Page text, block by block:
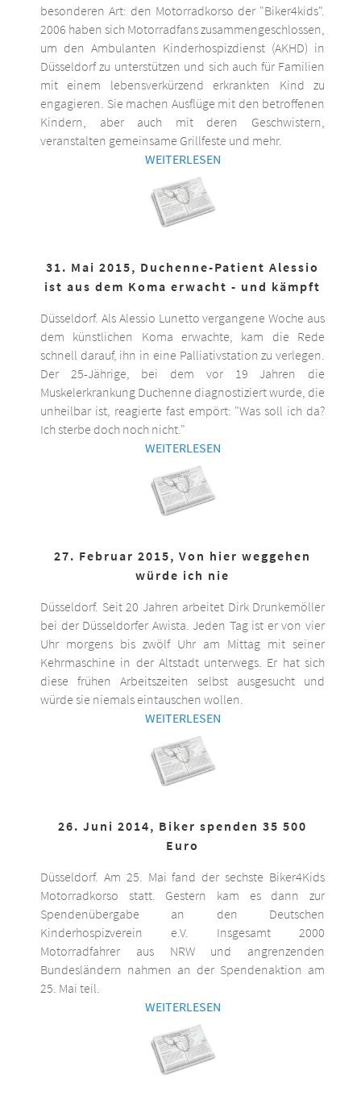
besonderen Art: den Motorradkorso der "Biker4kids".
2006 haben sich Motorradfans zusammengeschlossen,
um den Ambulanten Kinderhospizdienst (AKHD) in
Düsseldorf zu unterstützen und sich auch für Familien
mit einem lebensverkürzend erkrankten Kind zu
engagieren. Sie machen Ausflüge mit den betroffenen
Kindern, aber auch mit deren Geschwistern,
veranstalten gemeinsame Grillfeste und mehr.
WEITERLESEN
31. Mai 2015, Duchenne-Patient Alessio
ist aus dem Koma erwacht - und kämpft
Düsseldorf. Als Alessio Lunetto vergangene Woche aus
dem künstlichen Koma erwachte, kam die Rede
schnell darauf, ihn in eine Palliativstation zu verlegen.
Der 25-Jährige, bei dem vor 19 Jahren die
Muskelerkrankung Duchenne diagnostiziert wurde, die
unheilbar ist, reagierte fast empört: "Was soll ich da?
Ich sterbe doch noch nicht."
WEITERLESEN
27. Februar 2015, Von hier weggehen
würde ich nie
Düsseldorf. Seit 20 Jahren arbeitet Dirk Drunkemöller
bei der Düsseldorfer Awista. Jeden Tag ist er von vier
Uhr morgens bis zwölf Uhr am Mittag mit seiner
Kehrmaschine in der Altstadt unterwegs. Er hat sich
diese frühen Arbeitszeiten selbst ausgesucht und
würde sie niemals eintauschen wollen.
WEITERLESEN
26. Juni 2014, Biker spenden 35 500
Euro
Düsseldorf. Am 25. Mai fand der sechste Biker4Kids
Motorradkorso statt. Gestern kam es dann zur
Spendenübergabe an den Deutschen
Kinderhospizverein e.V. Insgesamt 2000
Motorradfahrer aus NRW und angrenzenden
Bundesländern nahmen an der Spendenaktion am
25. Mai teil.
WEITERLESEN